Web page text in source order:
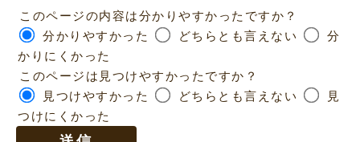
このページの内容は分かりやすかったですか？
分かりやすかった
どちらとも言えない
分
かりにくかった
このページは見つけやすかったですか？
見つけやすかった
どちらとも言えない
見
つけにくかった